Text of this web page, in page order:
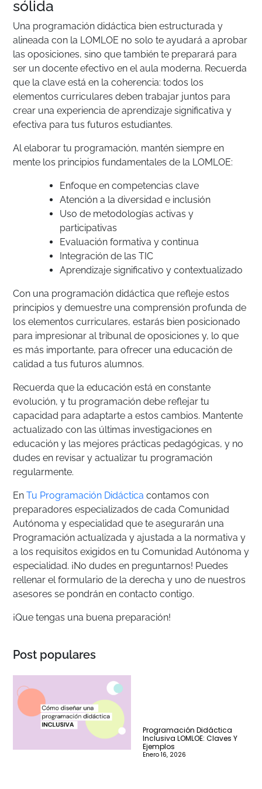
sólida
Una programación didáctica bien estructurada y
alineada con la LOMLOE no solo te ayudará a aprobar
las oposiciones, sino que también te preparará para
ser un docente efectivo en el aula moderna. Recuerda
que la clave está en la coherencia: todos los
elementos curriculares deben trabajar juntos para
crear una experiencia de aprendizaje significativa y
efectiva para tus futuros estudiantes.
Al elaborar tu programación, mantén siempre en
mente los principios fundamentales de la LOMLOE:
Enfoque en competencias clave
Atención a la diversidad e inclusión
Uso de metodologías activas y
participativas
Evaluación formativa y continua
Integración de las TIC
Aprendizaje significativo y contextualizado
Con una programación didáctica que refleje estos
principios y demuestre una comprensión profunda de
los elementos curriculares, estarás bien posicionado
para impresionar al tribunal de oposiciones y, lo que
es más importante, para ofrecer una educación de
calidad a tus futuros alumnos.
Recuerda que la educación está en constante
evolución, y tu programación debe reflejar tu
capacidad para adaptarte a estos cambios. Mantente
actualizado con las últimas investigaciones en
educación y las mejores prácticas pedagógicas, y no
dudes en revisar y actualizar tu programación
regularmente.
En Tu Programación Didáctica contamos con
preparadores especializados de cada Comunidad
Autónoma y especialidad que te asegurarán una
Programación actualizada y ajustada a la normativa y
a los requisitos exigidos en tu Comunidad Autónoma y
especialidad. ¡No dudes en preguntarnos! Puedes
rellenar el formulario de la derecha y uno de nuestros
asesores se pondrán en contacto contigo.
¡Que tengas una buena preparación!
Post populares
Programación Didáctica
Inclusiva LOMLOE: Claves Y
Ejemplos
Enero 16, 2026